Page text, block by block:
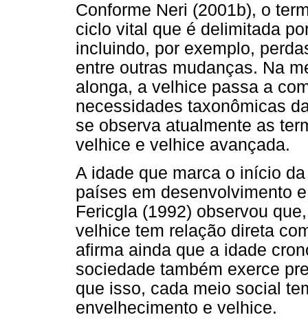
Conforme Neri (2001b), o
ciclo vital que é delimitada
incluindo, por exemplo,
entre outras mudanças. Na
alonga, a velhice passa a
necessidades taxonômicas
se observa atualmente as
velhice e velhice avançada.
A idade que marca o início
países em desenvolvimento
Fericgla (1992) observou
velhice tem relação direta
afirma ainda que a idade
sociedade também exerce
que isso, cada meio social
envelhecimento e velhice.